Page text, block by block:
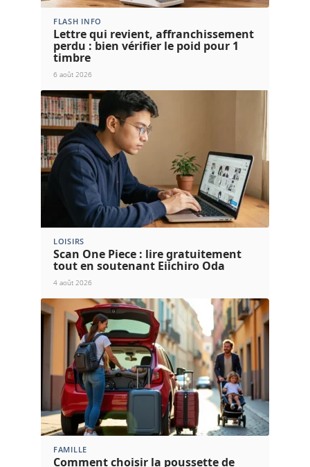
FLASH INFO
Lettre qui revient, affranchissement
perdu : bien vérifier le poid pour 1
timbre
6 août 2026
LOISIRS
Scan One Piece : lire gratuitement
tout en soutenant Eiichiro Oda
4 août 2026
FAMILLE
Comment choisir la poussette de